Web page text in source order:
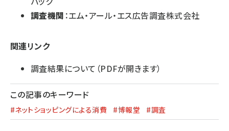
調査機関 ：エム・アール・エス広告調査株式会社
関連リンク
調査結果について （PDFが開きます）
この記事のキーワード
#ネットショッピングによる消費 #博報堂 #調査